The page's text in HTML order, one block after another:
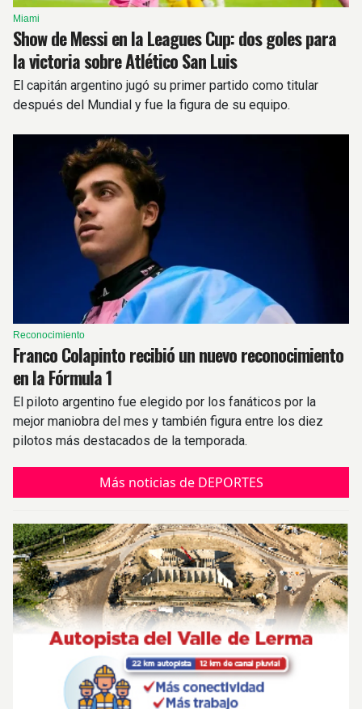
Miami
Show de Messi en la Leagues Cup: dos goles para
la victoria sobre Atlético San Luis
El capitán argentino jugó su primer partido como titular
después del Mundial y fue la figura de su equipo.
Reconocimiento
Franco Colapinto recibió un nuevo reconocimiento
en la Fórmula 1
El piloto argentino fue elegido por los fanáticos por la
mejor maniobra del mes y también figura entre los diez
pilotos más destacados de la temporada.
Más noticias de DEPORTES